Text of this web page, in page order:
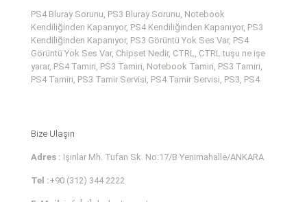
PS4 Bluray Sorunu, PS3 Bluray Sorunu, Notebook
Kendiliğinden Kapanıyor, PS4 Kendiliğinden Kapanıyor, PS3
Kendiliğinden Kapanıyor, PS3 Görüntü Yok Ses Var, PS4
Görüntü Yok Ses Var, Chipset Nedir, CTRL, CTRL tuşu ne işe
yarar, PS4 Tamiri, PS3 Tamiri, Notebook Tamiri, PS3 Tamiri,
PS4 Tamiri, PS3 Tamir Servisi, PS4 Tamir Servisi, PS3, PS4
Bize Ulaşın
Adres : Işınlar Mh. Tufan Sk. No:17/B Yenimahalle/ANKARA
Tel :+90 (312) 344 2222